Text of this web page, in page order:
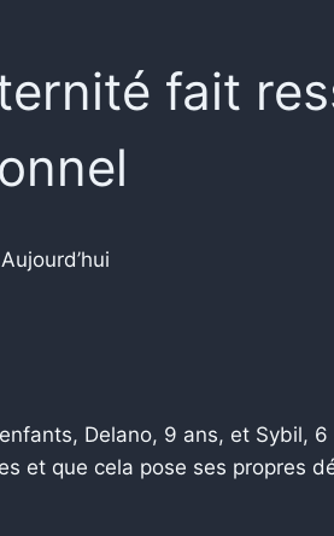
fait
Delano, 9 ans, et Sybil,
et que cela pose ses propres